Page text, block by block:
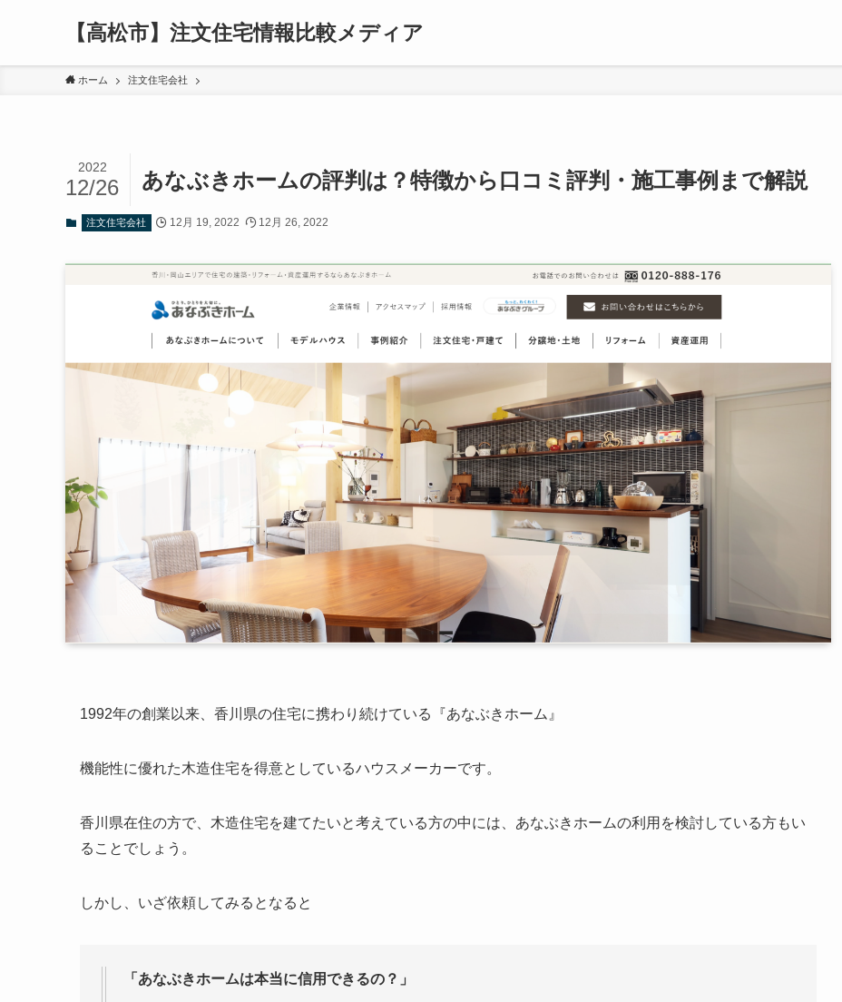
【高松市】注文住宅情報比較メディア
ホーム 注文住宅会社
あなぶきホームの評判は？特徴から口コミ評判・施工事例まで解説
2022
12/26
注文住宅会社 12月 19, 2022 12月 26, 2022
1992年の創業以来、香川県の住宅に携わり続けている『あなぶきホーム』
機能性に優れた木造住宅を得意としているハウスメーカーです。
香川県在住の方で、木造住宅を建てたいと考えている方の中には、あなぶきホームの利用を検討している方もい
ることでしょう。
しかし、いざ依頼してみるとなると
「あなぶきホームは本当に信用できるの？」